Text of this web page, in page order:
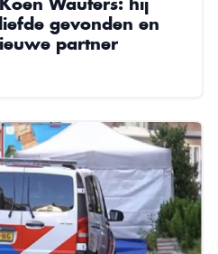
gevonden en
partner